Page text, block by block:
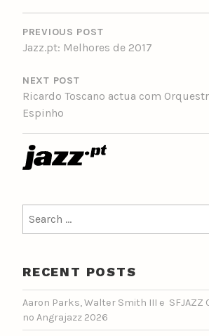
POST
NAVIGATION
PREVIOUS POST
Jazz.pt: Melhores de 2017
NEXT POST
Ricardo Toscano actua com
Espinho
for:
RECENT POSTS
Aaron Parks, Walter Smith III e SFJAZZ
no Angrajazz 2026